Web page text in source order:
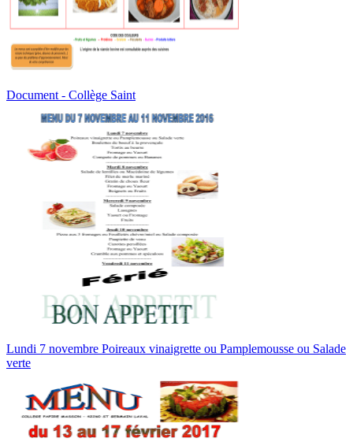
Document - Collège Saint
Lundi 7 novembre Poireaux vinaigrette ou Pamplemousse ou Salade
verte